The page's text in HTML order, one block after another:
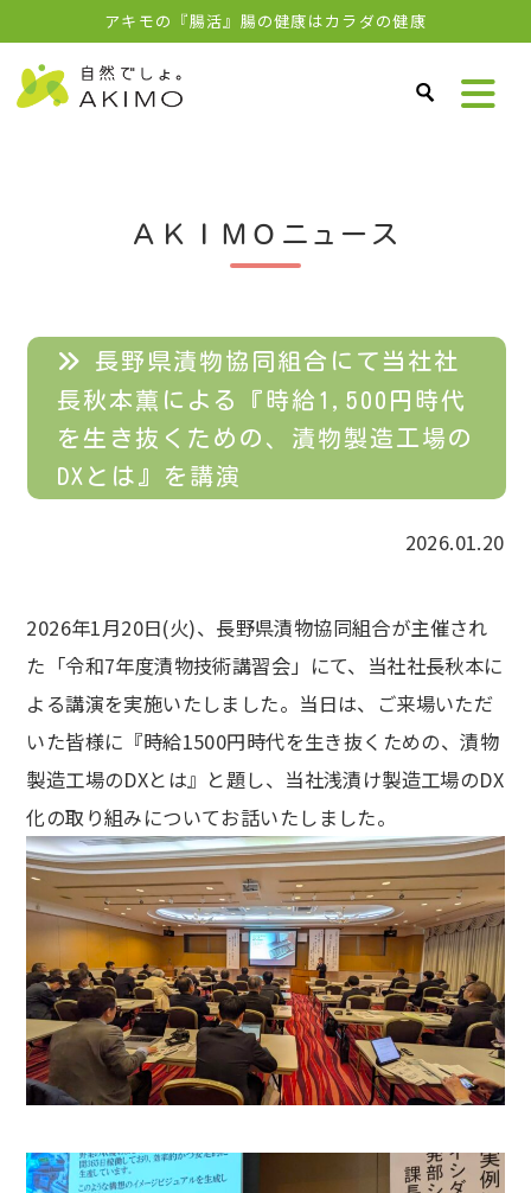
アキモの『腸活』腸の健康はカラダの健康
ＡＫＩＭＯニュース
長野県漬物協同組合にて当社社
長秋本薫による『時給1,500円時代
を生き抜くための、漬物製造工場の
DXとは』を講演
2026.01.20
2026年1月20日(火)、長野県漬物協同組合が主催され
た「令和7年度漬物技術講習会」にて、当社社長秋本に
よる講演を実施いたしました。当日は、ご来場いただ
いた皆様に『時給1500円時代を生き抜くための、漬物
製造工場のDXとは』と題し、当社浅漬け製造工場のDX
化の取り組みについてお話いたしました。